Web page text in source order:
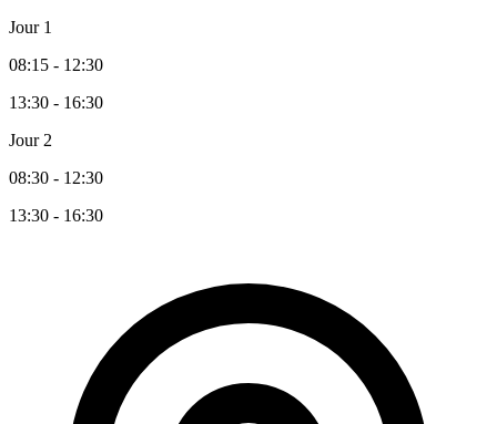
Jour 1
08:15 - 12:30
13:30 - 16:30
Jour 2
08:30 - 12:30
13:30 - 16:30